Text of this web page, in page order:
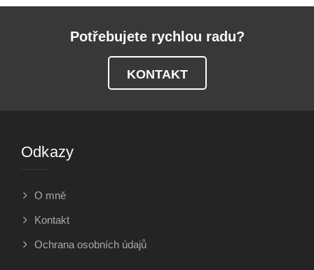
Potřebujete rychlou radu?
KONTAKT
Odkazy
O mně
Kontakt
Ochrana osobních údajů